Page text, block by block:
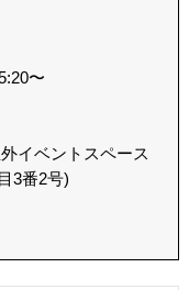
〜
イベントスペース
3番2号)